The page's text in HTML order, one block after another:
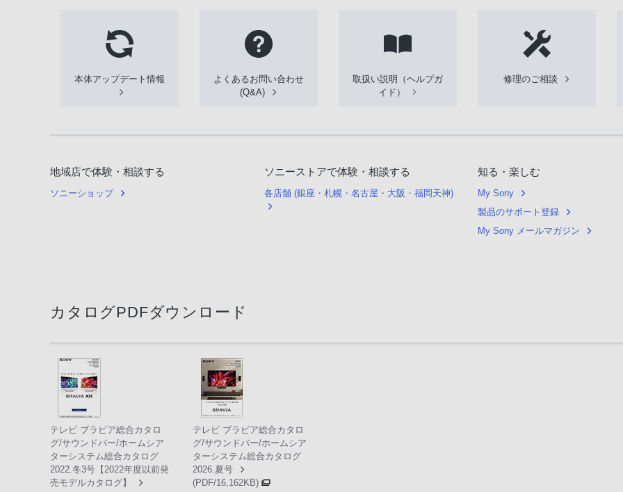
本体アップデート情報
よくあるお問い合わせ
(Q&A)
取扱い説明（ヘルプガ
イド）
修理のご相談
地域店で体験・相談する
ソニーショップ
ソニーストアで体験・相談する
各店舗 (銀座・札幌・名古屋・大阪・福岡天神)
知る・楽しむ
My Sony
製品のサポート登録
My Sony メールマガジン
カタログPDFダウンロード
テレビ ブラビア総合カタロ
グ/サウンドバー/ホームシア
ターシステム総合カタログ
2022.冬3号【2022年度以前発
売モデルカタログ】
テレビ ブラビア総合カタロ
グ/サウンドバー/ホームシア
ターシステム総合カタログ
2026.夏号
(PDF/16,162KB)